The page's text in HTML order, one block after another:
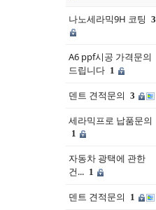
나노세라믹9H 코팅 3
A6 ppf시공 가격문의
드립니다 1
덴트 견적문의 3
세라믹프로 납품문의
1
자동차 광택에 관한
건... 1
덴트 견적문의 1